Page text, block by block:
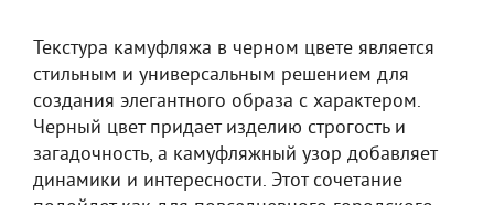
Текстура камуфляжа в черном цвете является
стильным и универсальным решением для
создания элегантного образа с характером.
Черный цвет придает изделию строгость и
загадочность, а камуфляжный узор добавляет
динамики и интересности. Этот сочетание